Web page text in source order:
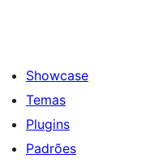
Showcase
Temas
Plugins
Padrões